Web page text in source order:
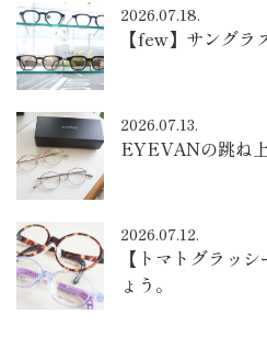
2026.07.18.
【few】サング
2026.07.13.
EYEVANの跳ね
2026.07.12.
【トマトグラッ
ょう。